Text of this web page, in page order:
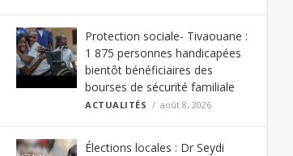
Protection sociale- Tivaouane :
1 875 personnes handicapées
bientôt bénéficiaires des
bourses de sécurité familiale
ACTUALITÉS août 8, 2026
Élections locales : Dr Seydi